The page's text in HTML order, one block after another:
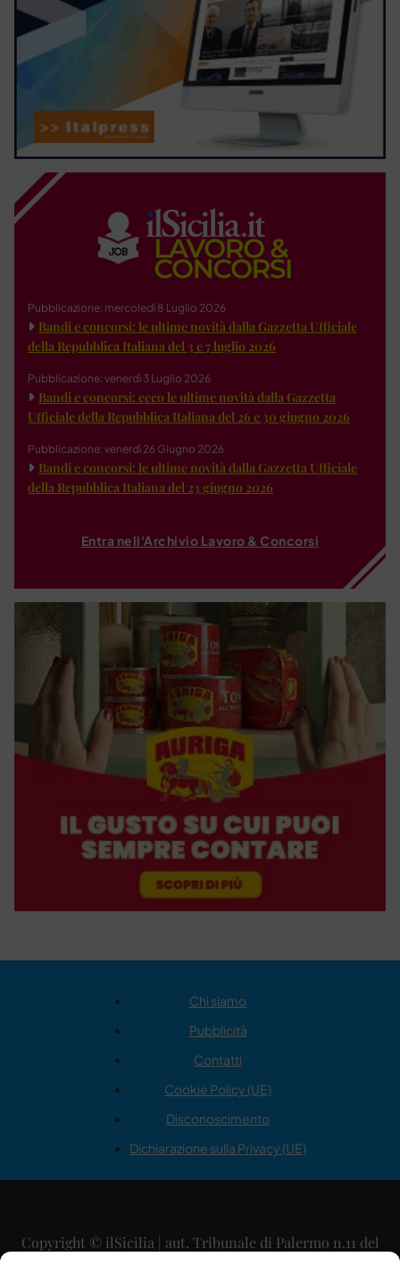
Pubblicazione: mercoledì 8 Luglio 2026
Bandi e concorsi: le ultime novità dalla Gazzetta Ufficiale
della Repubblica Italiana del 3 e 7 luglio 2026
Pubblicazione: venerdì 3 Luglio 2026
Bandi e concorsi: ecco le ultime novità dalla Gazzetta
Ufficiale della Repubblica Italiana del 26 e 30 giugno 2026
Pubblicazione: venerdì 26 Giugno 2026
Bandi e concorsi: le ultime novità dalla Gazzetta Ufficiale
della Repubblica Italiana del 23 giugno 2026
Entra nell'Archivio Lavoro & Concorsi
Chi siamo
Pubblicità
Contatti
Cookie Policy (UE)
Disconoscimento
Dichiarazione sulla Privacy (UE)
Copyright © ilSicilia | aut. Tribunale di Palermo n.11 del